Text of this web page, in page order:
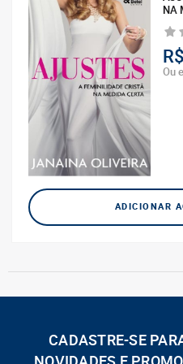
NA
Ou
ADICIONAR
CADASTRE-SE